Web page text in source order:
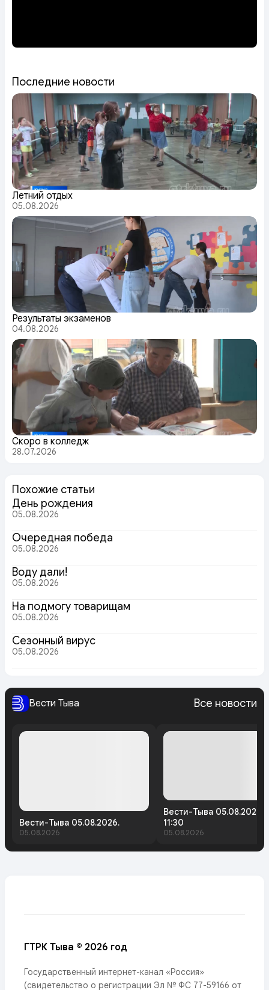
Последние новости
Летний отдых
05.08.2026
Результаты экзаменов
04.08.2026
Скоро в колледж
28.07.2026
Похожие статьи
День рождения
05.08.2026
Очередная победа
05.08.2026
Воду дали!
05.08.2026
На подмогу товарищам
05.08.2026
Сезонный вирус
05.08.2026
Вести Тыва Все новости
Вести-Тыва 05.08.2026.
05.08.2026
Вести-Тыва 05.08.2026.
11:30
05.08.2026
ГТРК Тыва © 2026 год
Государственный интернет-канал «Россия»
(свидетельство о регистрации Эл № ФС 77-59166 от